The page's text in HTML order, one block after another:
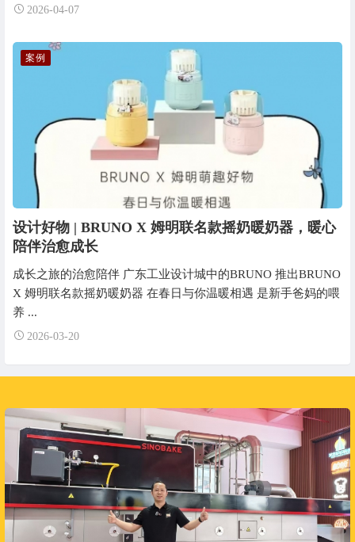
2026-04-07
设计好物 | BRUNO X 姆明联名款摇奶暖奶器，暖心
陪伴治愈成长
成长之旅的治愈陪伴 广东工业设计城中的BRUNO 推出BRUNO
X 姆明联名款摇奶暖奶器 在春日与你温暖相遇 是新手爸妈的喂
养 ...
2026-03-20
案例